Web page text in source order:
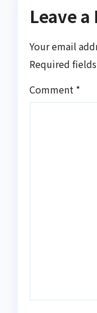
Leave
Your email
Required
Comment *